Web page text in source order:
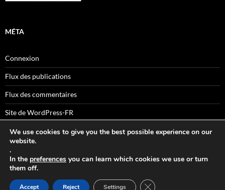
MÉTA
Connexion
Flux des publications
Flux des commentaires
Site de WordPress-FR
Sitemaps
We use cookies to give you the best possible experience on our
website.
.
In the preferences you can learn which cookies we use or turn
them off.
Accept Reject Settings FERMER LA